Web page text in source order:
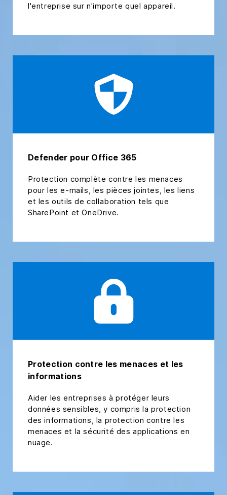
l'entreprise sur n'importe quel appareil.
Defender pour Office 365
Protection complète contre les menaces
pour les e-mails, les pièces jointes, les liens
et les outils de collaboration tels que
SharePoint et OneDrive.
Protection contre les menaces et les
informations
Aider les entreprises à protéger leurs
données sensibles, y compris la protection
des informations, la protection contre les
menaces et la sécurité des applications en
nuage.